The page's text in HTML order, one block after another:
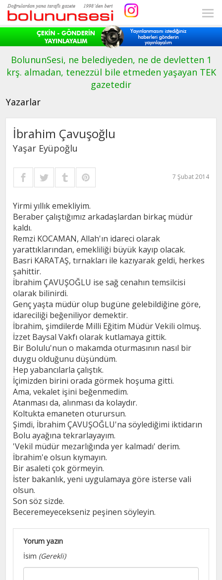
BolununSesi, ne belediyeden, ne de devletten 1
krş. almadan, tenezzül bile etmeden yaşayan TEK
gazetedir
Yazarlar
İbrahim Çavuşoğlu
Yaşar Eyüpoğlu
7 Şubat 2014
Yirmi yıllık emekliyim.
Beraber çalıştığımız arkadaşlardan birkaç müdür
kaldı.
Remzi KOCAMAN, Allah'ın idareci olarak
yarattıklarından, emekliliği büyük kayıp olacak.
Basri KARATAŞ, tırnakları ile kazıyarak geldi, herkes
şahittir.
İbrahim ÇAVUŞOĞLU ise sağ cenahın temsilcisi
olarak bilinirdi.
Genç yaşta müdür olup bugüne gelebildiğine göre,
idareciliği beğeniliyor demektir.
İbrahim, şimdilerde Milli Eğitim Müdür Vekili olmuş.
İzzet Baysal Vakfı olarak kutlamaya gittik.
Bir Bolulu'nun o makamda oturmasının nasıl bir
duygu olduğunu düşündüm.
Hep yabancılarla çalıştık.
İçimizden birini orada görmek hoşuma gitti.
Ama, vekalet işini beğenmedim.
Atanması da, alınması da kolaydır.
Koltukta emaneten oturursun.
Şimdi, İbrahim ÇAVUŞOĞLU'na söylediğimi iktidarın
Bolu ayağına tekrarlayayım.
'Vekil müdür mezarlığında yer kalmadı' derim.
İbrahim'e olsun kıymayın.
Bir asaleti çok görmeyin.
İster bakanlık, yeni uygulamaya göre isterse vali
olsun.
Son söz sizde.
Beceremeyecekseniz peşinen söyleyin.
Yorum yazın
İsim (Gerekli)